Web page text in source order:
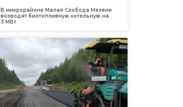
В микрорайоне Малая Слобода Мезени
возводят биотопливную котельную на
3 МВт